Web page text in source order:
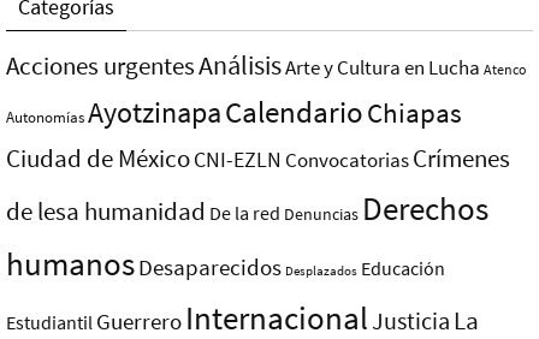
Categorías
Acciones urgentesAnálisisArte y Cultura en Lucha Atenco
AutonomíasAyotzinapaCalendarioChiapas
Ciudad de MéxicoCNI-EZLN ConvocatoriasCrímenes
de lesa humanidad De la red Denuncias Derechos
humanosDesaparecidos Desplazados Educación
Estudiantil Guerrero InternacionalJusticia La